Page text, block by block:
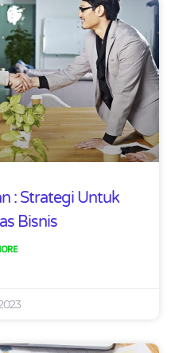
: Strategi Untuk
Bisnis